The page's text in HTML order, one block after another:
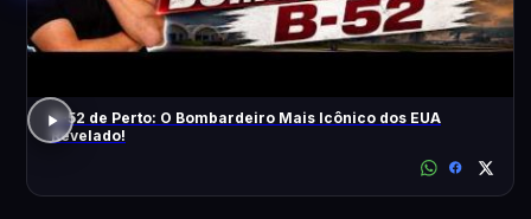
B-52 de Perto: O Bombardeiro Mais Icônico dos EUA
Revelado!